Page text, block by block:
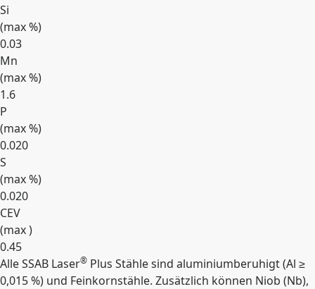
Si
(max%)
0.03
Mn
(max%)
1.6
P
(max%)
0.020
S
(max%)
0.020
CEV
(max )
0.45
Erweitern
Alle SSAB Laser® Plus Stähle sind aluminiumberuhigt (Al ≥
0,015 %) und Feinkornstähle. Zusätzlich können Niob (Nb),